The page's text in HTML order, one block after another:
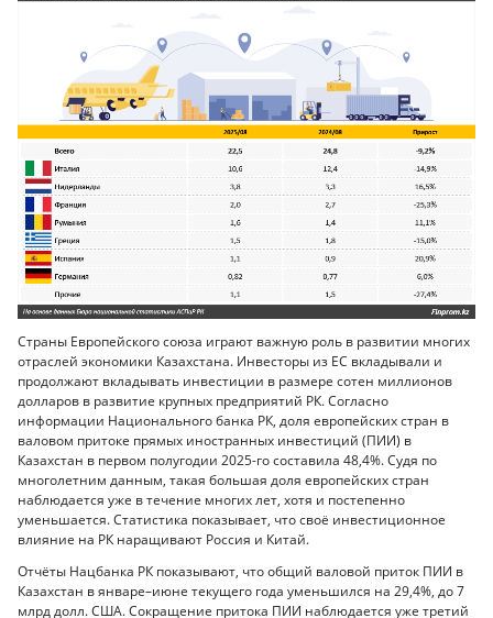
Страны Европейского союза играют важную роль в развитии многих
отраслей экономики Казахстана. Инвесторы из ЕС вкладывали и
продолжают вкладывать инвестиции в размере сотен миллионов
долларов в развитие крупных предприятий РК. Согласно
информации Национального банка РК, доля европейских стран в
валовом притоке прямых иностранных инвестиций (ПИИ) в
Казахстан в первом полугодии 2025-го составила 48,4%. Судя по
многолетним данным, такая большая доля европейских стран
наблюдается уже в течение многих лет, хотя и постепенно
уменьшается. Статистика показывает, что своё инвестиционное
влияние на РК наращивают Россия и Китай.
Отчёты Нацбанка РК показывают, что общий валовой приток ПИИ в
Казахстан в январе–июне текущего года уменьшился на 29,4%, до 7
млрд долл. США. Сокращение притока ПИИ наблюдается уже третий